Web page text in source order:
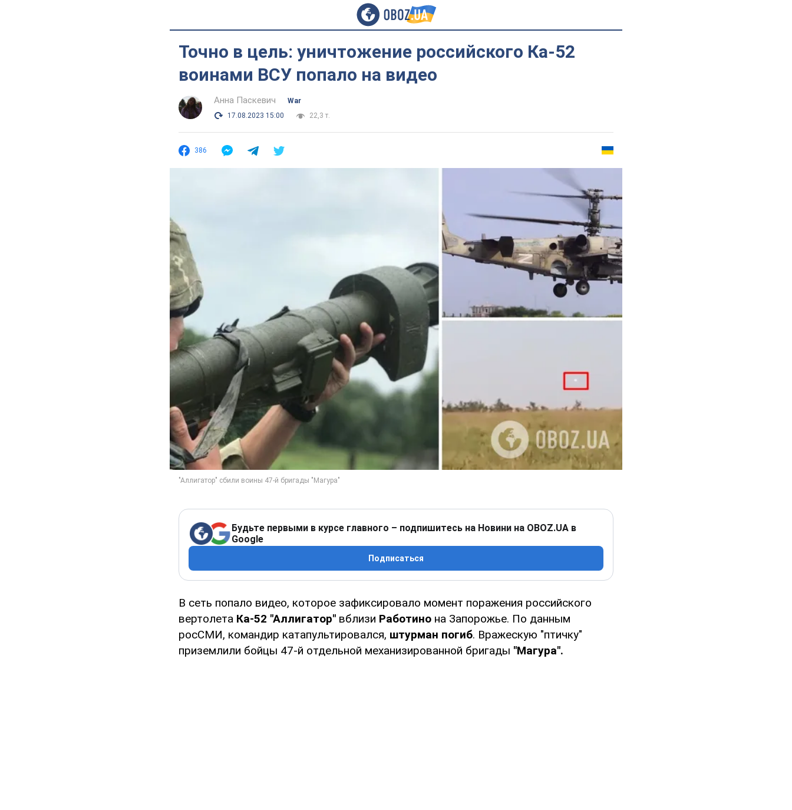
Точно в цель: уничтожение российского Ка-52
воинами ВСУ попало на видео
Анна Паскевич
War
17.08.2023 15:00
22,3 т.
386
Будьте первыми в курсе главного – подпишитесь на Новини на OBOZ.UA в
Google
Подписаться
В сеть попало видео, которое зафиксировало момент поражения российского
вертолета Ка-52 "Аллигатор" вблизи Работино на Запорожье. По данным
росСМИ, командир катапультировался, штурман погиб. Вражескую "птичку"
приземлили бойцы 47-й отдельной механизированной бригады "Магура".